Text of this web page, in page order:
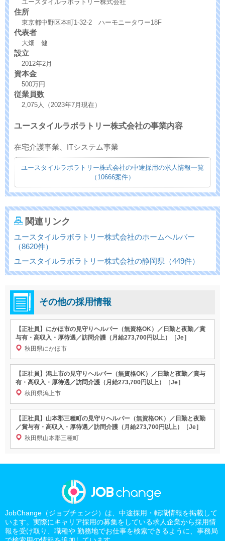
ユースタイルラボラトリー株式会社
住所
東京都中野区本町1-32-2 ハーモニータワー18F
代表者
大畑 健
設立
2012年2月
資本金
500万円
従業員数
2,075人（2023年7月現在）
ユースタイルラボラトリー株式会社の事業内容
在宅介護事業、ITシステム事業
ユースタイルラボラトリー株式会社の中途採用の求人情報一覧
（10666案件）
関連リンク
ユースタイルラボラトリー株式会社のホームヘルパー
（8620件）
ユースタイルラボラトリー株式会社の静岡県（449件）
その他の採用情報
【正社員】にかほ市の見守りヘルパー（無資格OK）／日勤と夜勤／賞
与有・高収入・厚待遇／訪問介護（月給273,700円以上）［Je］
秋田県にかほ市
【正社員】潟上市の見守りヘルパー（無資格OK）／日勤と夜勤／賞与
有・高収入・厚待遇／訪問介護（月給273,700円以上）［Je］
秋田県潟上市
【正社員】山本郡三種町の見守りヘルパー（無資格OK）／日勤と夜勤
／賞与有・高収入・厚待遇／訪問介護（月給273,700円以上）［Je］
秋田県山本郡三種町
JobChange（ジョブチェンジ）は、中途採用・転職情報を掲載して
います。実際にキャリア採用の募集をしている求人企業から採用情
報を受け取り、職種や 勤務地でお仕事を検索できるように、事務局